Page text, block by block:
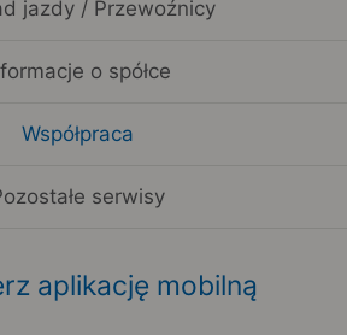
jazdy / Przewoźnicy
o spółce
Współpraca
serwisy
aplikację mobilną